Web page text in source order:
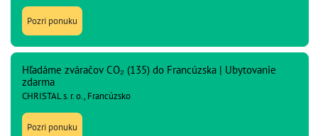
Pozri ponuku
Hľadáme zváračov CO₂ (135) do Francúzska | Ubytovanie
zdarma
CHRISTAL s. r. o., Francúzsko
Pozri ponuku